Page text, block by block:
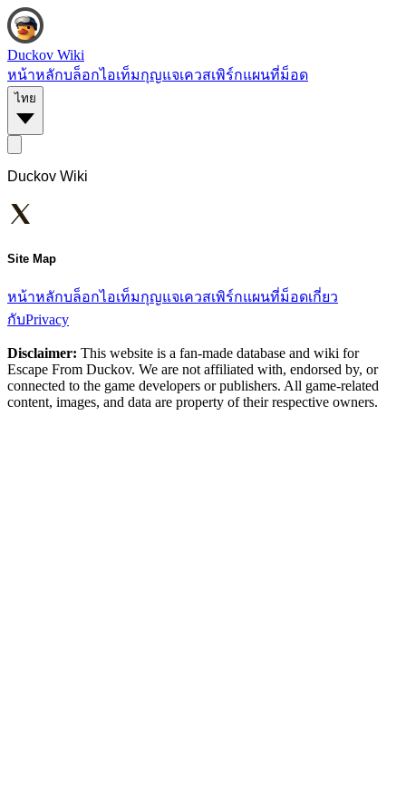
Duckov Wiki
หน้าหลักบล็อกไอเท็มกุญแจเควสเพิร์กแผนที่ม็อด
ไทย
Duckov Wiki
Site Map
หน้าหลักบล็อกไอเท็มกุญแจเควสเพิร์กแผนที่ม็อดเกี่ยว
กับPrivacy
Disclaimer: This website is a fan-made database and wiki for
Escape From Duckov. We are not affiliated with, endorsed by, or
connected to the game developers or publishers. All game-related
content, images, and data are property of their respective owners.